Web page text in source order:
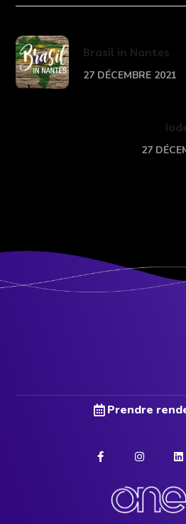
Brasil in Nantes
27 DÉCEMBRE 2021
27
Prendre